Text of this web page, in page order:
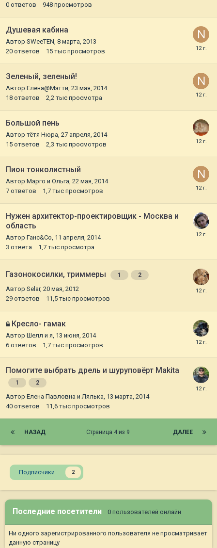
0 ответов 948 просмотров
Душевая кабина
Автор SWeeTEN 8 марта, 2013
20 ответов 15 тыс просмотров
Зеленый, зеленый!
Автор Елена@Мэтти 23 мая, 2014
18 ответов 2,2 тыс просмотра
Большой пень
Автор тётя Нюра 27 апреля, 2014
15 ответов 2,3 тыс просмотров
Пион тонколистный
Автор Марго и Ольга 22 мая, 2014
7 ответов 1,7 тыс просмотров
Нужен архитектор-проектировщик - Москва и
область
Автор Ганс&Co 11 апреля, 2014
3 ответа 1,7 тыс просмотра
Газонокосилки, триммеры 1 2
Автор Selar, 20 мая, 2012
29 ответов 11,5 тыс просмотров
Кресло- гамак
Автор Шелл и я 13 июня, 2014
6 ответов 1,7 тыс просмотров
Помогите выбрать дрель и шуруповёрт Makita
1 2
Автор Елена Павловна и Лялька 13 марта, 2014
40 ответов 11,6 тыс просмотров
НАЗАД ДАЛЕЕ
Страница 4 из 9
Подписчики 2
Последние посетители 0 пользователей онлайн
Ни одного зарегистрированного пользователя не просматривает
данную страницу